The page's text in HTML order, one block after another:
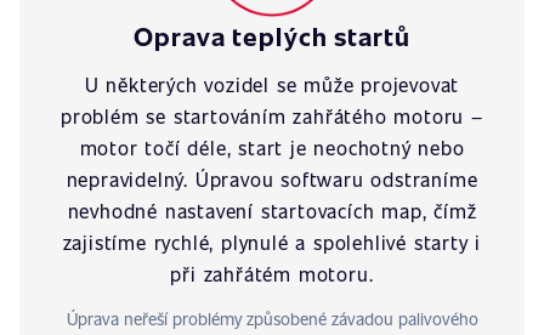
Oprava teplých startů
U některých vozidel se může projevovat
problém se startováním zahřátého motoru –
motor točí déle, start je neochotný nebo
nepravidelný. Úpravou softwaru odstraníme
nevhodné nastavení startovacích map, čímž
zajistíme rychlé, plynulé a spolehlivé starty i
při zahřátém motoru.
Úprava neřeší problémy způsobené závadou palivového